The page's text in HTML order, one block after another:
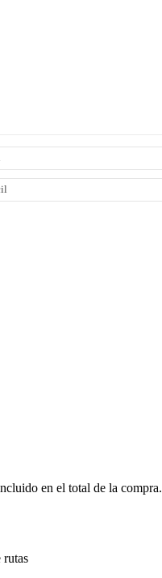
en el total de la compra.
rutas